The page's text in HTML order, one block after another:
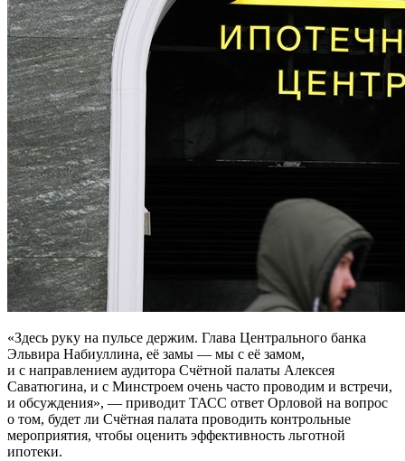
«Здесь руку на пульсе держим. Глава Центрального банка
Эльвира Набиуллина, её замы — мы с её замом,
и с направлением аудитора Счётной палаты Алексея
Саватюгина, и с Минстроем очень часто проводим и встречи,
и обсуждения», — приводит ТАСС ответ Орловой на вопрос
о том, будет ли Счётная палата проводить контрольные
мероприятия, чтобы оценить эффективность льготной
ипотеки.